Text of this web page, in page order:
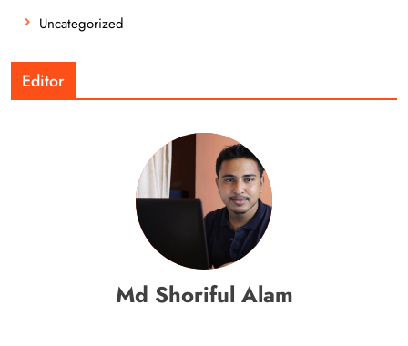
Uncategorized
Editor
Md Shoriful Alam